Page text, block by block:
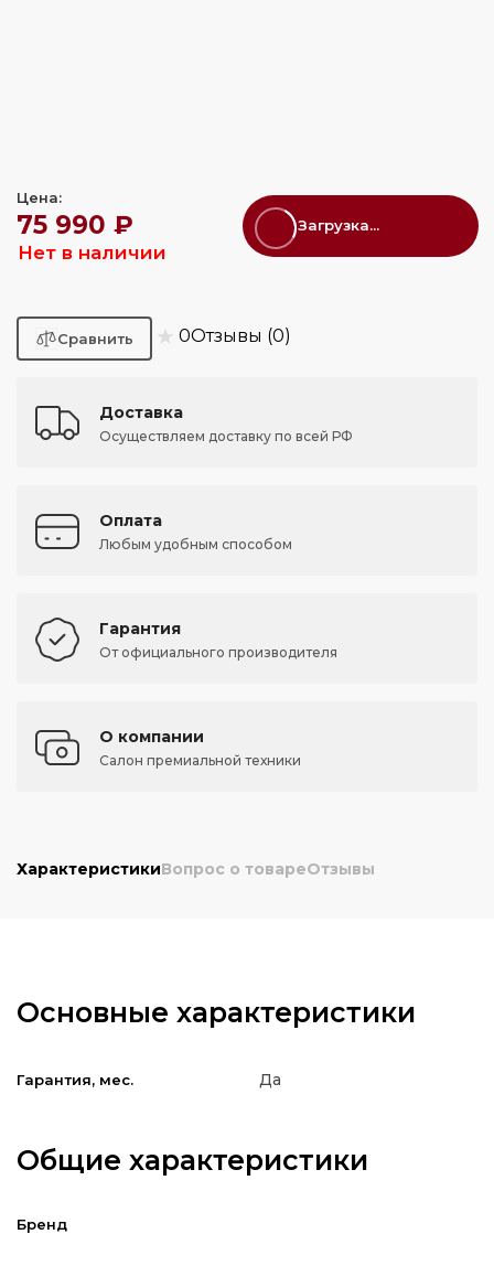
Цена:
75 990 ₽
Нет в наличии
Загрузка...
★ 0Отзывы (0)
Доставка
Осуществляем доставку по всей РФ
Оплата
Любым удобным способом
Гарантия
От официального производителя
О компании
Салон премиальной техники
ХарактеристикиВопрос о товареОтзывы
Основные характеристики
Гарантия, мес. Да
Общие характеристики
Бренд